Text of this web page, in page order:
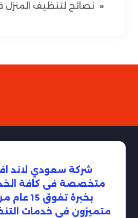
نصائح لتنظيف
شركة سعودي لاند
متخصصة فى كافة
بخبرة تفوق
متميزون فى خدمات